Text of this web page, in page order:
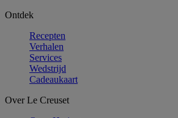
Ontdek
Recepten
Verhalen
Services
Wedstrijd
Cadeaukaart
Over Le Creuset